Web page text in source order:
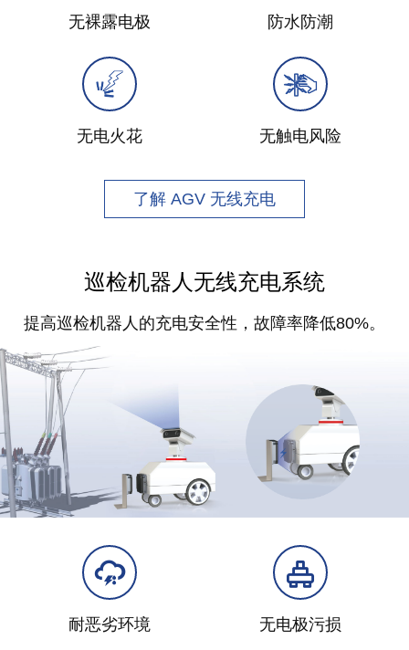
无裸露电极 防水防潮
无电火花 无触电风险
了解 AGV 无线充电
巡检机器人无线充电系统
提高巡检机器人的充电安全性，故障率降低80%。
耐恶劣环境 无电极污损